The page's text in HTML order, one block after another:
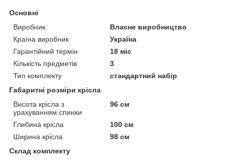
Основні
Виробник
Власне виробництво
Країна виробник
Україна
Гарантійний термін
18 міс
Кількість предметів
3
Тип комплекту
стандартний набір
Габаритні розміри крісла
Висота крісла з
урахуванням спинки
96 см
Глибина крісла
100 см
Ширина крісла
98 см
Склад комплекту